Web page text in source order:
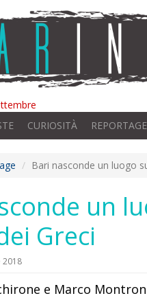
CURIOSITÀ REPORTAGE
Bari nasconde un luogo
un
Greci
2018
e Marco